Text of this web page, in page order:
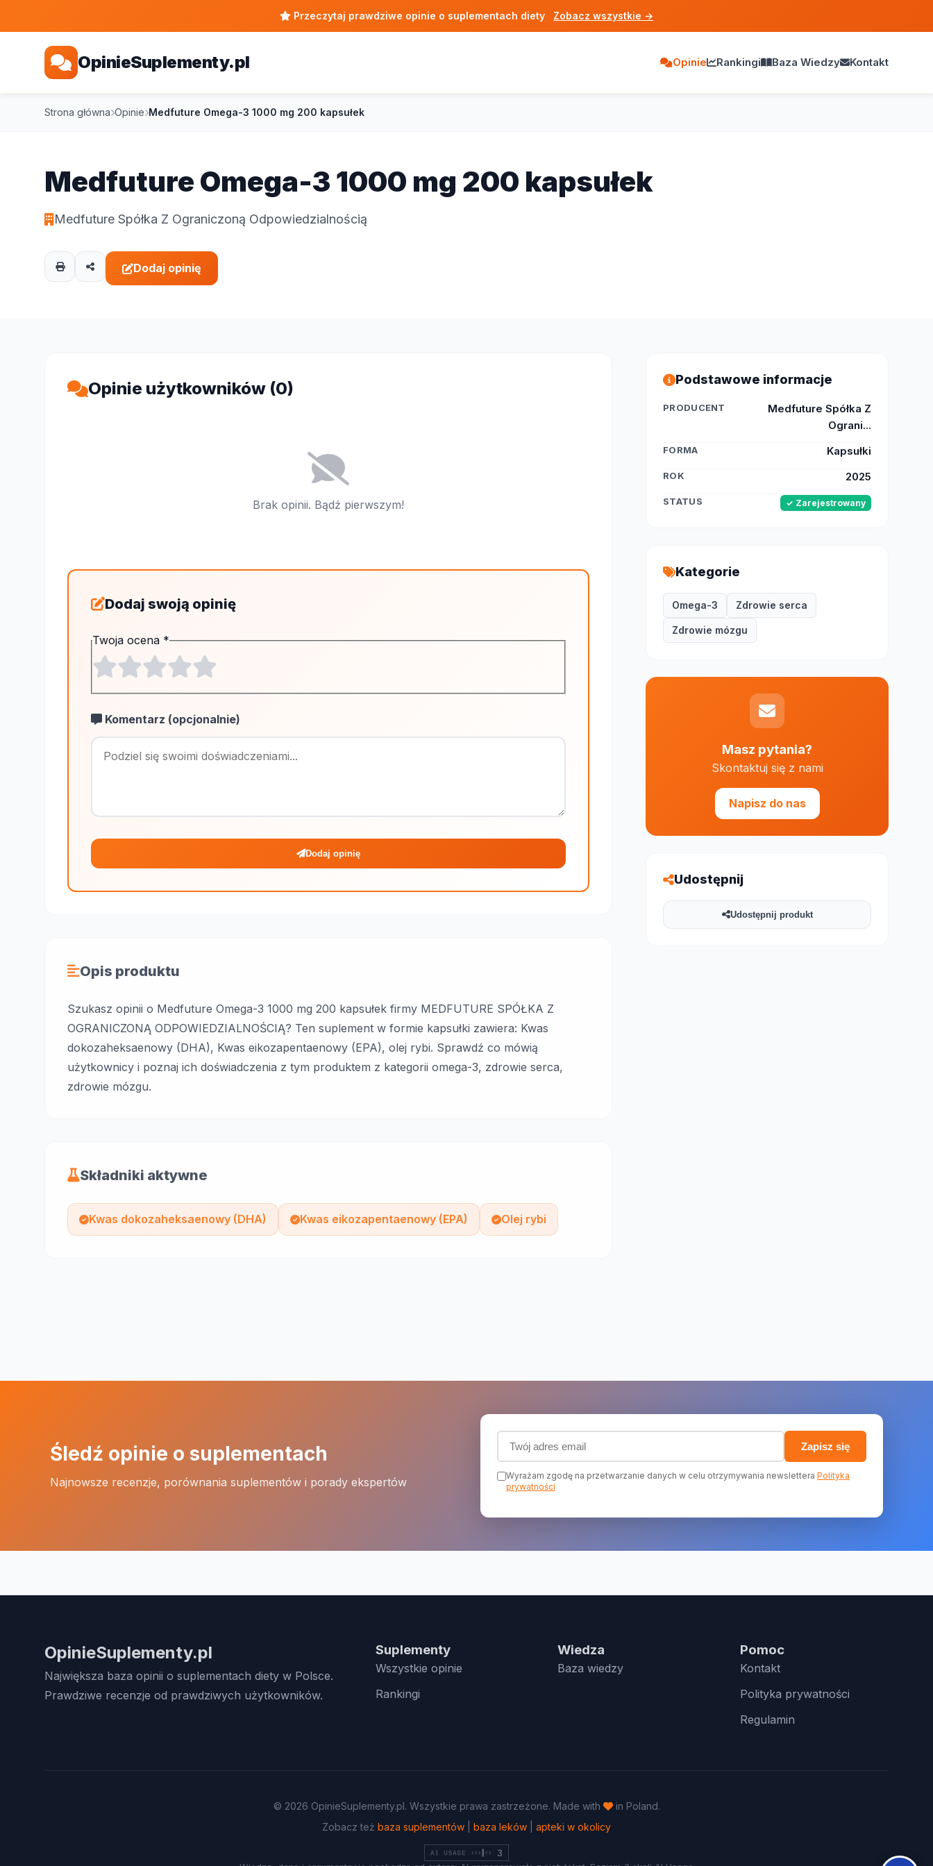
Przeczytaj prawdziwe opinie o suplementach diety Zobacz wszystkie →
OpinieSuplementy.pl Opinie Rankingi Baza Wiedzy Kontakt
Strona główna Opinie Medfuture Omega-3 1000 mg 200 kapsułek
Medfuture Omega-3 1000 mg 200 kapsułek
Medfuture Spółka Z Ograniczoną Odpowiedzialnością
Dodaj opinię
Opinie użytkowników (0)
Brak opinii. Bądź pierwszym!
Dodaj swoją opinię
Twoja ocena *
Komentarz (opcjonalnie)
Maksymalnie 1000 znaków
Dodaj opinię
Opis produktu
Szukasz opinii o Medfuture Omega-3 1000 mg 200 kapsułek firmy MEDFUTURE SPÓŁKA Z
OGRANICZONĄ ODPOWIEDZIALNOŚCIĄ? Ten suplement w formie kapsułki zawiera: Kwas
dokozaheksaenowy (DHA), Kwas eikozapentaenowy (EPA), olej rybi. Sprawdź co mówią
użytkownicy i poznaj ich doświadczenia z tym produktem z kategorii omega-3, zdrowie serca,
zdrowie mózgu.
Składniki aktywne
Kwas dokozaheksaenowy (DHA) Kwas eikozapentaenowy (EPA) Olej rybi
Podstawowe informacje
PRODUCENT
Medfuture Spółka Z
Ograni...
FORMA Kapsułki
ROK 2025
STATUS ✓ Zarejestrowany
Kategorie
Omega-3 Zdrowie serca
Zdrowie mózgu
Masz pytania?
Skontaktuj się z nami
Napisz do nas
Udostępnij
Udostępnij produkt
Śledź opinie o suplementach
Najnowsze recenzje, porównania suplementów i porady ekspertów
Adres email (wymagany)
Zapisz się
Wyrażam zgodę na przetwarzanie danych w celu otrzymywania newslettera Polityka
prywatności
OpinieSuplementy.pl
Największa baza opinii o suplementach diety w Polsce.
Prawdziwe recenzje od prawdziwych użytkowników.
Suplementy
Wszystkie opinie
Rankingi
Wiedza
Baza wiedzy
Pomoc
Kontakt
Polityka prywatności
Regulamin
© 2026 OpinieSuplementy.pl. Wszystkie prawa zastrzeżone. Made with
in Poland.
Zobacz też baza suplementów baza leków apteki w okolicy